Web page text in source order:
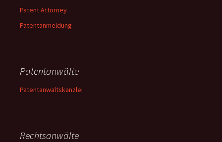
Patent Attorney
Patentanmeldung
Patentanwälte
Patentanwaltskanzlei
Rechtsanwälte